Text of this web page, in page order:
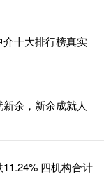
十大排行榜真实
余，新余成就人
四机构合计